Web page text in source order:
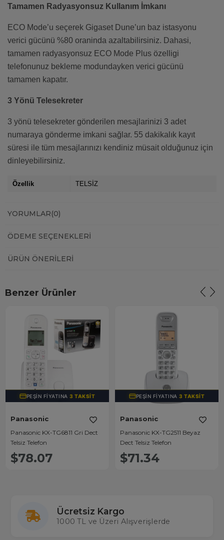
Tamamen Radyasyonsuz Kullanım İmkanı
ECO Mode’u seçerek Gigaset Dune’un baz istasyonu
verici gücünü %80 oraninda azaltabilirsiniz. Dahasi,
tamamen radyasyonsuz ECO Mode Plus özelligi
telefonunuz bekleme modundayken verici gücünü
tamamen kapatır.
3 Yönü Telesekreter
3 yönü telesekreter gönderilen mesajlarinizi 3 adet
numaraya gönderme imkani sağlar. 55 dakikalık kayıt
süresi ile tüm mesajlarınızı kendiniz müsait olduğunuz için
dinleyebilirsiniz.
Özellik TELSİZ
YORUMLAR(0)
ÖDEME SEÇENEKLERI
ÜRÜN ÖNERILERI
Benzer Ürünler
PEŞIN FIYATINA3 TAKSIT
Panasonic
Panasonic KX-TG6811 Gri Dect
Telsiz Telefon
$78.07
PEŞIN FIYATINA3 TAKSIT
Panasonic
Panasonic KX-TG2511 Beyaz
Dect Telsiz Telefon
$71.34
Ücretsiz Kargo
1000 TL ve Üzeri Alışverişlerde